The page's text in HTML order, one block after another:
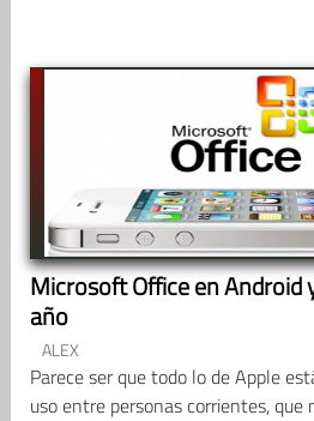
Microsoft Office en Android
año
ALEX
Parece ser que todo lo de Apple
uso entre personas corrientes, que